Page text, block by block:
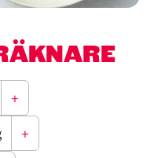
+
+